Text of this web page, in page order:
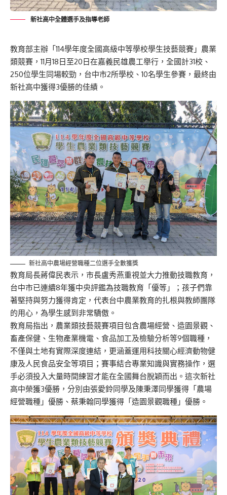
新社高中全體選手及指導老師
教育部主辦「114學年度全國高級中等學校學生技藝競賽」農業
類競賽，11月18日至20日在嘉義民雄農工舉行，全國計31校、
250位學生同場較勁，台中市2所學校、10名學生參賽，最終由
新社高中獲得3優勝的佳績。
新社高中農場經營職種二位選手全數獲獎
教育局長蔣偉民表示，市長盧秀燕重視並大力推動技職教育，
台中市已連續8年獲中央評鑑為技職教育「優等」；孩子們靠
著堅持與努力獲得肯定，代表台中農業教育的扎根與教師團隊
的用心，為學生感到非常驕傲。
教育局指出，農業類技藝競賽項目包含農場經營、造園景觀、
畜產保健、生物產業機電、食品加工及檢驗分析等9個職種，
不僅與土地有實際深度連結，更涵蓋運用科技關心經濟動物健
康及人民食品安全等項目；賽事結合專業知識與實務操作，選
手必須投入大量時間練習才能在全國舞台脫穎而出。這次新社
高中榮獲3優勝，分別由張愛鈴同學及陳秉澤同學獲得「農場
經營職種」優勝、蔡秉翰同學獲得「造園景觀職種」優勝。